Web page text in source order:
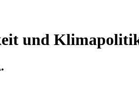
und